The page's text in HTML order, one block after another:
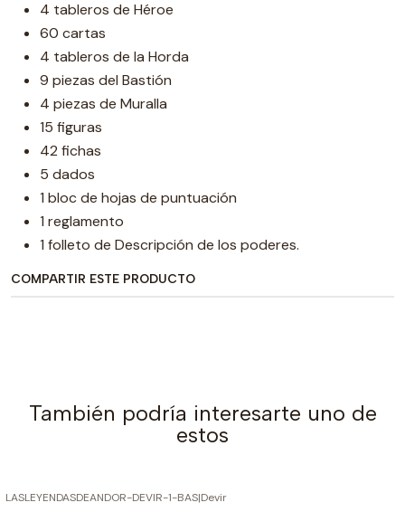
4 tableros de Héroe
60 cartas
4 tableros de la Horda
9 piezas del Bastión
4 piezas de Muralla
15 figuras
42 fichas
5 dados
1 bloc de hojas de puntuación
1 reglamento
1 folleto de Descripción de los poderes.
COMPARTIR ESTE PRODUCTO
También podría interesarte uno de
estos
LASLEYENDASDEANDOR-DEVIR-1-BAS|Devir